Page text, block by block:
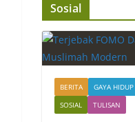
Sosial
BERITA GAYA HIDUP
SOSIAL
TULISAN